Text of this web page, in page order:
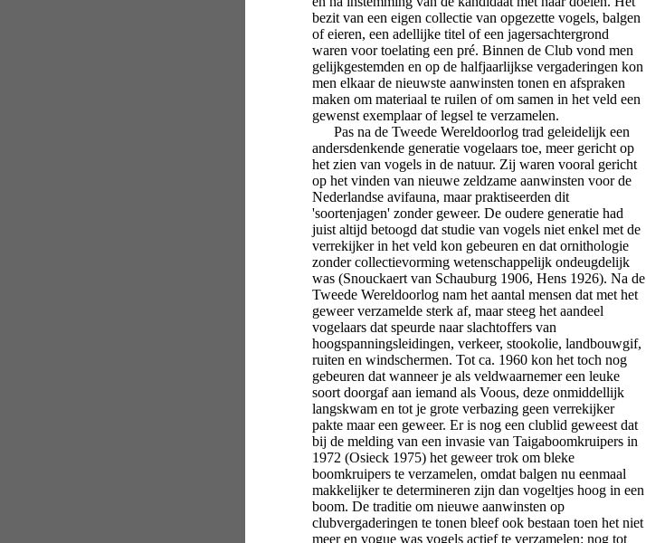
bezit van een eigen collectie van opgezette vogels, balgen
of eieren, een adellijke titel of een jagersachtergrond
waren voor toelating een pré. Binnen de Club vond men
gelijkgestemden en op de halfjaarlijkse vergaderingen kon
men elkaar de nieuwste aanwinsten tonen en afspraken
maken om materiaal te ruilen of om samen in het veld een
gewenst exemplaar of legsel te verzamelen.
Pas na de Tweede Wereldoorlog trad geleidelijk een
andersdenkende generatie vogelaars toe, meer gericht op
het zien van vogels in de natuur. Zij waren vooral gericht
op het vinden van nieuwe zeldzame aanwinsten voor de
Nederlandse avifauna, maar praktiseerden dit
'soortenjagen' zonder geweer. De oudere generatie had
juist altijd betoogd dat studie van vogels niet enkel met de
verrekijker in het veld kon gebeuren en dat ornithologie
zonder collectievorming wetenschappelijk ondeugdelijk
was (Snouckaert van Schauburg 1906, Hens 1926). Na de
Tweede Wereldoorlog nam het aantal mensen dat met het
geweer verzamelde sterk af, maar steeg het aandeel
vogelaars dat speurde naar slachtoffers van
hoogspanningsleidingen, verkeer, stookolie, landbouwgif,
ruiten en windschermen. Tot ca. 1960 kon het toch nog
gebeuren dat wanneer je als veldwaarnemer een leuke
soort doorgaf aan iemand als Voous, deze onmiddellijk
langskwam en tot je grote verbazing geen verrekijker
pakte maar een geweer. Er is nog een clublid geweest dat
bij de melding van een invasie van Taigaboomkruipers in
1972 (Osieck 1975) het geweer trok om bleke
boomkruipers te verzamelen, omdat balgen nu eenmaal
makkelijker te determineren zijn dan vogeltjes hoog in een
boom. De traditie om nieuwe aanwinsten op
clubvergaderingen te tonen bleef ook bestaan toen het niet
meer en vogue was vogels actief te verzamelen: nog tot